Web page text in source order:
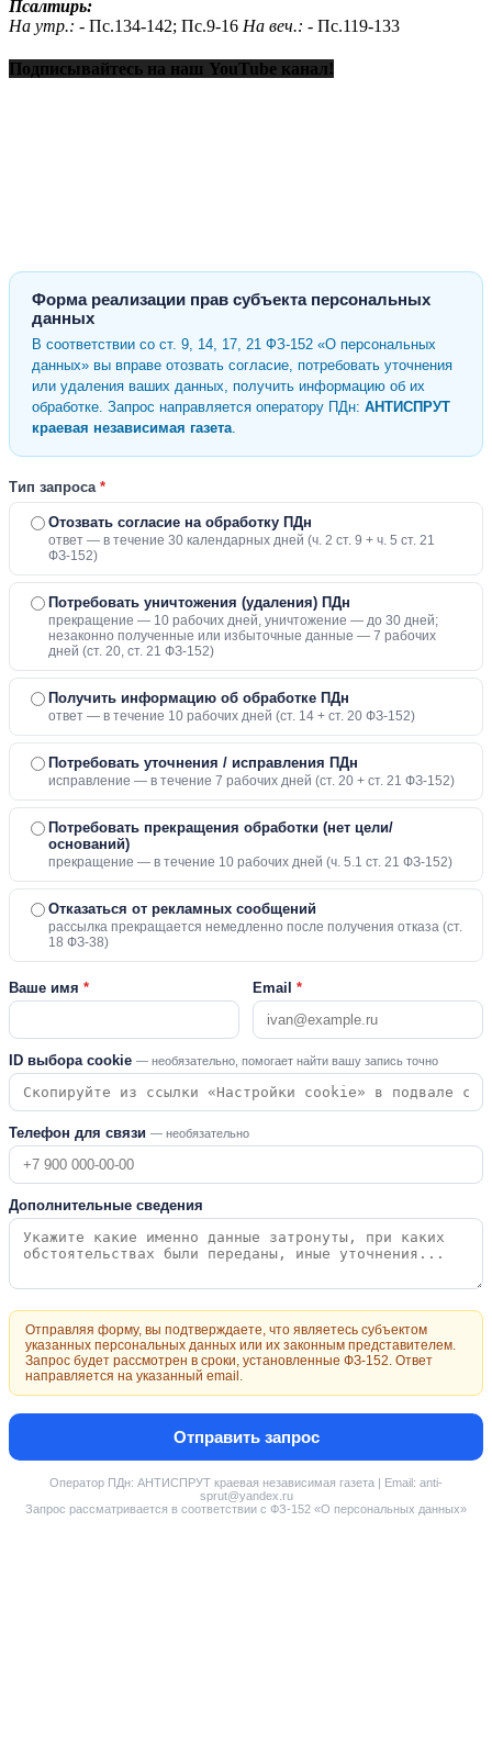
Псалтирь:
На утр.: - Пс.134-142; Пс.9-16 На веч.: - Пс.119-133
Подписывайтесь на наш YouTube канал!
Форма реализации прав субъекта персональных
данных
В соответствии со ст. 9, 14, 17, 21 ФЗ-152 «О персональных
данных» вы вправе отозвать согласие, потребовать уточнения
или удаления ваших данных, получить информацию об их
обработке. Запрос направляется оператору ПДн: АНТИСПРУТ
краевая независимая газета.
Тип запроса *
Отозвать согласие на обработку ПДн
ответ — в течение 30 календарных дней (ч. 2 ст. 9 + ч. 5 ст. 21
ФЗ-152)
Потребовать уничтожения (удаления) ПДн
прекращение — 10 рабочих дней, уничтожение — до 30 дней;
незаконно полученные или избыточные данные — 7 рабочих
дней (ст. 20, ст. 21 ФЗ-152)
Получить информацию об обработке ПДн
ответ — в течение 10 рабочих дней (ст. 14 + ст. 20 ФЗ-152)
Потребовать уточнения / исправления ПДн
исправление — в течение 7 рабочих дней (ст. 20 + ст. 21 ФЗ-152)
Потребовать прекращения обработки (нет цели/
оснований)
прекращение — в течение 10 рабочих дней (ч. 5.1 ст. 21 ФЗ-152)
Отказаться от рекламных сообщений
рассылка прекращается немедленно после получения отказа (ст.
18 ФЗ-38)
Ваше имя * Email *
ID выбора cookie — необязательно, помогает найти вашу запись точно
Телефон для связи — необязательно
Дополнительные сведения
Отправляя форму, вы подтверждаете, что являетесь субъектом
указанных персональных данных или их законным представителем.
Запрос будет рассмотрен в сроки, установленные ФЗ-152. Ответ
направляется на указанный email.
Отправить запрос
Оператор ПДн: АНТИСПРУТ краевая независимая газета | Email: anti-
sprut@yandex.ru
Запрос рассматривается в соответствии с ФЗ-152 «О персональных данных»